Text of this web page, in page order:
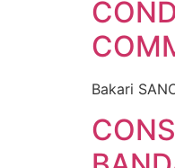
Bakari